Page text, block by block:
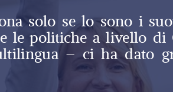
solo se lo sono i
e le politichea livello di
– ci ha dato